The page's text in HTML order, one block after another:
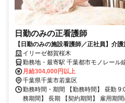
日勤のみの正看護師
【日勤のみの施設看護師／正社員】介
イリーゼ都賀桜木
勤務地・最寄駅 千葉都市モノレール
1.0kｍ) ※車通勤OK
月給304,000円以上
千葉県千葉市若葉区
勤務時間・期間 【勤務時間】 昼勤
務期間】 長期 【契約期間】 雇用期